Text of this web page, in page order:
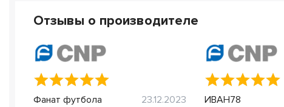
Отзывы о производителе
Фанат футбола 23.12.2023 ИВАН78